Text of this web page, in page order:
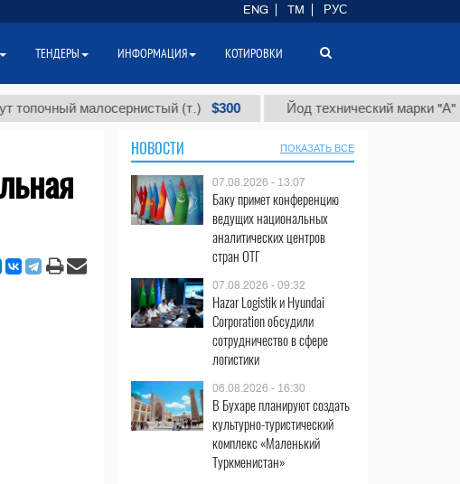
малосернистый (т.) $300 Йод технический марки "А" (т.) $86
НОВОСТИ ПОКАЗАТЬ ВСЕ
07.08.2026 - 13:07
Баку примет конференцию
ведущих национальных
аналитических центров
стран ОТГ
07.08.2026 - 09:32
Hazar Logistik и Hyundai
Corporation обсудили
сотрудничество в сфере
логистики
06.08.2026 - 16:30
В Бухаре планируют создать
культурно-туристический
комплекс «Маленький
Туркменистан»
ENG TM РУС
ТЕНДЕРЫ ИНФОРМАЦИЯ КОТИРОВКИ